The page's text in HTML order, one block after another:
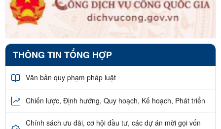
THÔNG TIN TỔNG HỢP
Văn bản quy phạm pháp luật
Chiến lược, Định hướng, Quy hoạch, Kế hoạch, Phát triển
Chính sách ưu đãi, cơ hội đầu tư, các dự án mời gọi vốn